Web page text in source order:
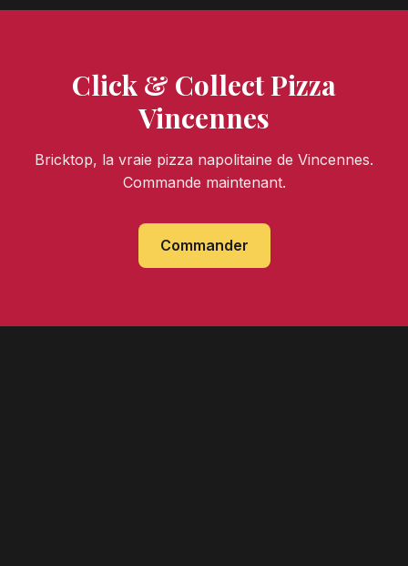
Click & Collect Pizza
Vincennes
Bricktop, la vraie pizza napolitaine de Vincennes.
Commande maintenant.
Commander